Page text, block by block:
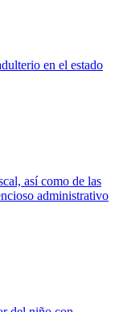
en el estado
así como de las
administrativo